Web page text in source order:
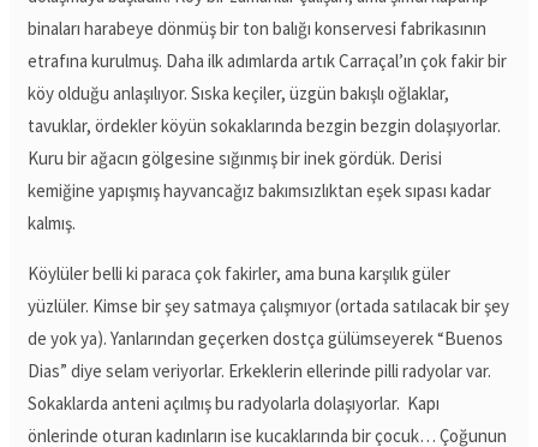
binaları harabeye dönmüş bir ton balığı konservesi fabrikasının
etrafına kurulmuş. Daha ilk adımlarda artık Carraçal’ın çok fakir bir
köy olduğu anlaşılıyor. Sıska keçiler, üzgün bakışlı oğlaklar,
tavuklar, ördekler köyün sokaklarında bezgin bezgin dolaşıyorlar.
Kuru bir ağacın gölgesine sığınmış bir inek gördük. Derisi
kemiğine yapışmış hayvancağız bakımsızlıktan eşek sıpası kadar
kalmış.
Köylüler belli ki paraca çok fakirler, ama buna karşılık güler
yüzlüler. Kimse bir şey satmaya çalışmıyor (ortada satılacak bir şey
de yok ya). Yanlarından geçerken dostça gülümseyerek “Buenos
Dias” diye selam veriyorlar. Erkeklerin ellerinde pilli radyolar var.
Sokaklarda anteni açılmış bu radyolarla dolaşıyorlar. Kapı
önlerinde oturan kadınların ise kucaklarında bir çocuk… Çoğunun